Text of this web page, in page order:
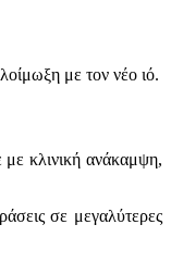
με τον νέο ιό.
κλινική ανάκαμψη,
σε μεγαλύτερες